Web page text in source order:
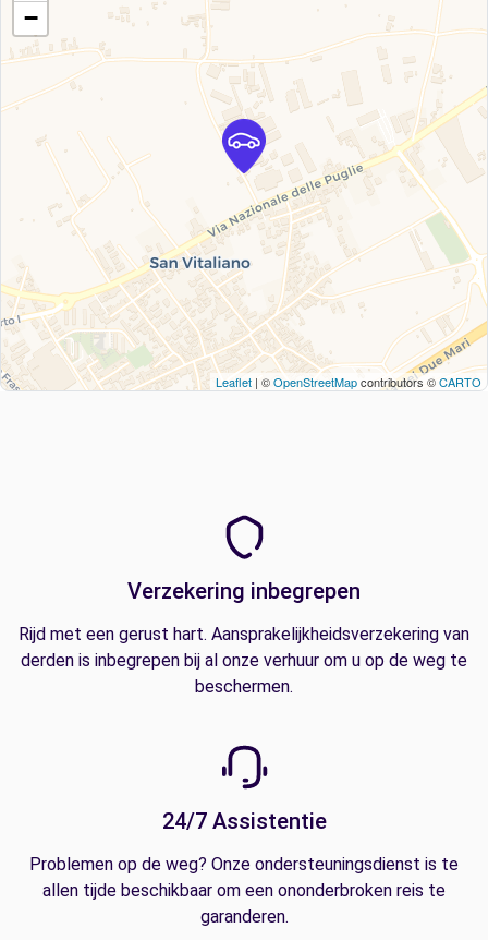
−
Leaflet | ©OpenStreetMapcontributors ©CARTO
Verzekering inbegrepen
Rijd met een gerust hart. Aansprakelijkheidsverzekering van
derden is inbegrepen bij al onze verhuur om u op de weg te
beschermen.
24/7 Assistentie
Problemen op de weg? Onze ondersteuningsdienst is te
allen tijde beschikbaar om een ononderbroken reis te
garanderen.